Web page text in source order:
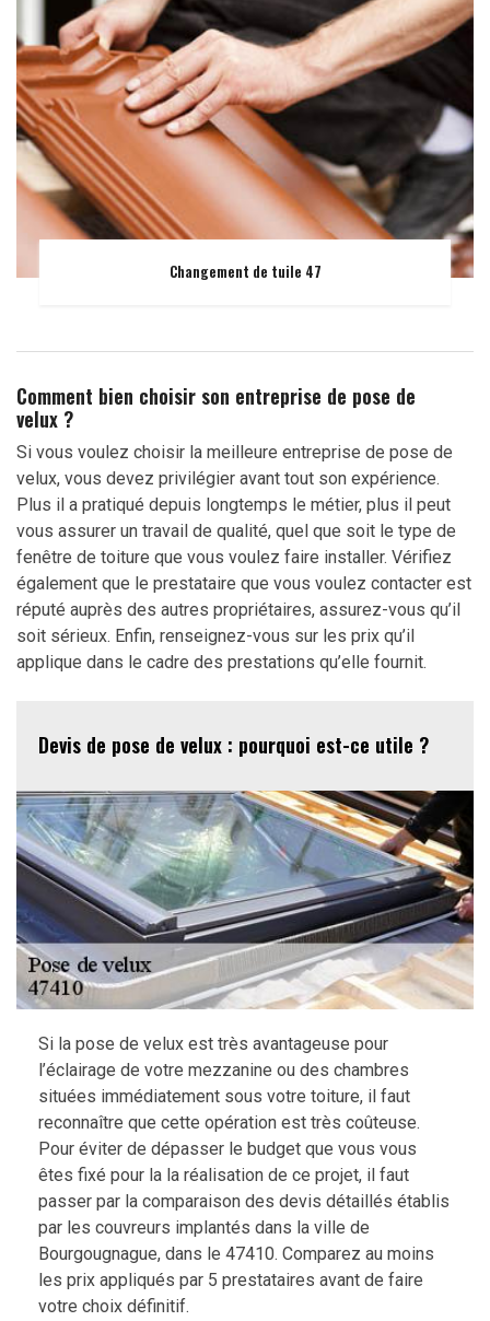
Changement de tuile 47
Comment bien choisir son entreprise de pose de
velux ?
Si vous voulez choisir la meilleure entreprise de pose de
velux, vous devez privilégier avant tout son expérience.
Plus il a pratiqué depuis longtemps le métier, plus il peut
vous assurer un travail de qualité, quel que soit le type de
fenêtre de toiture que vous voulez faire installer. Vérifiez
également que le prestataire que vous voulez contacter est
réputé auprès des autres propriétaires, assurez-vous qu’il
soit sérieux. Enfin, renseignez-vous sur les prix qu’il
applique dans le cadre des prestations qu’elle fournit.
Devis de pose de velux : pourquoi est-ce utile ?
Si la pose de velux est très avantageuse pour
l’éclairage de votre mezzanine ou des chambres
situées immédiatement sous votre toiture, il faut
reconnaître que cette opération est très coûteuse.
Pour éviter de dépasser le budget que vous vous
êtes fixé pour la la réalisation de ce projet, il faut
passer par la comparaison des devis détaillés établis
par les couvreurs implantés dans la ville de
Bourgougnague, dans le 47410. Comparez au moins
les prix appliqués par 5 prestataires avant de faire
votre choix définitif.